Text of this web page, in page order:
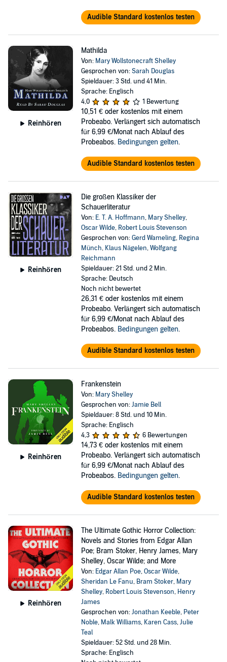
Audible Standard kostenlos testen
Reinhören
Mathilda
Von: Mary Wollstonecraft Shelley
Gesprochen von:Sarah Douglas
Spieldauer: 3 Std. und 41 Min.
Sprache: Englisch
4,0
1 Bewertung
10,51 € oder kostenlos mit einem
Probeabo. Verlängert sich automatisch
für 6,99 €/Monat nach Ablauf des
Probeabos. Bedingungen gelten.
Audible Standard kostenlos testen
Reinhören
Die großen Klassiker der
Schauerliteratur
Von: E. T. A. Hoffmann, Mary Shelley,
Oscar Wilde, Robert Louis Stevenson
Gesprochen von:Gerd Wameling, Regina
Münch, Klaus Nägelen,Wolfgang
Reichmann
Spieldauer: 21 Std. und 2 Min.
Sprache: Deutsch
Noch nicht bewertet
26,31 € oder kostenlos mit einem
Probeabo. Verlängert sich automatisch
für 6,99 €/Monat nach Ablauf des
Probeabos. Bedingungen gelten.
Audible Standard kostenlos testen
Reinhören
Frankenstein
Von: Mary Shelley
Gesprochen von:Jamie Bell
Spieldauer: 8 Std. und 10 Min.
Sprache: Englisch
4,3
6 Bewertungen
14,73 € oder kostenlos mit einem
Probeabo. Verlängert sich automatisch
für 6,99 €/Monat nach Ablauf des
Probeabos. Bedingungen gelten.
Audible Standard kostenlos testen
Reinhören
The Ultimate Gothic Horror Collection:
Novels and Stories from Edgar Allan
Poe; Bram Stoker, Henry James, Mary
Shelley, Oscar Wilde; and More
Von: Edgar Allan Poe,Oscar Wilde,
Sheridan Le Fanu, Bram Stoker, Mary
Shelley, Robert Louis Stevenson, Henry
James
Gesprochen von:Jonathan Keeble, Peter
Noble, Malk Williams, Karen Cass,Julie
Teal
Spieldauer: 52 Std. und 28 Min.
Sprache: Englisch